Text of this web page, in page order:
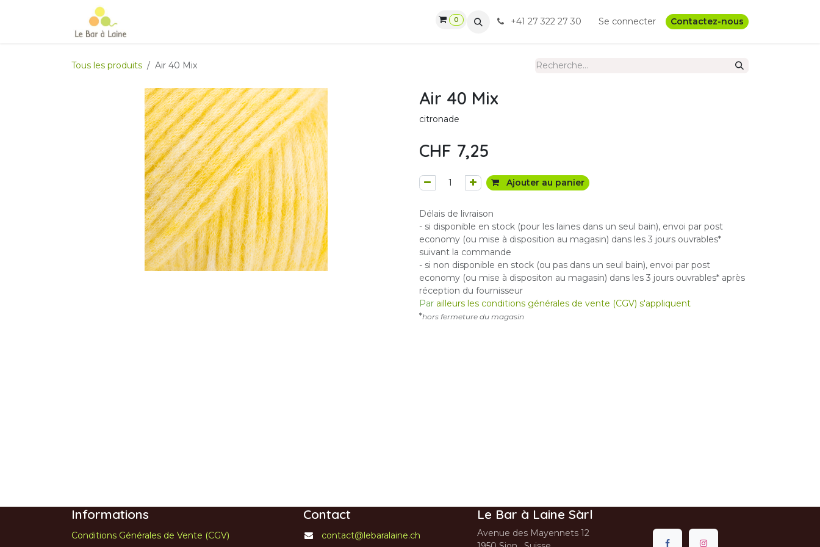
Se rendre au contenu
CGV 0 +41 27 322 27 30 Se connecter Contactez-nous
Tous les produits Air 40 Mix
Air 40 Mix
citronade
CHF 7,25
Ajouter au panier
Délais de livraison
- si disponible en stock (pour les laines dans un seul bain), envoi par post
economy (ou mise à disposition au magasin) dans les 3 jours ouvrables*
suivant la commande
- si non disponible en stock (ou pas dans un seul bain), envoi par post
economy (ou mise à dispositon au magasin) dans les 3 jours ouvrables* après
réception du fournisseur
Par ailleurs les conditions générales de vente (CGV) s'appliquent
*hors fermeture du magasin
Informations
Conditions Générales de Vente (CGV)
Contact
contact@lebaralaine.ch
Le Bar à Laine Sàrl
Avenue des Mayennets 12